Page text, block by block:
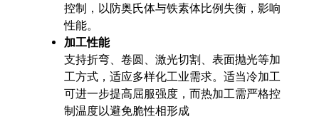
控制，以防奥氏体与铁素体比例失衡，影响
性能。
加工性能
支持折弯、卷圆、激光切割、表面抛光等加
工方式，适应多样化工业需求。适当冷加工
可进一步提高屈服强度，而热加工需严格控
制温度以避免脆性相形成